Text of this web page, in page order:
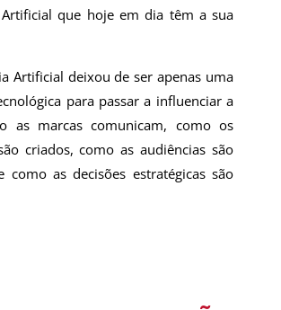
Artificial que hoje em dia têm a sua
Artificial deixou de ser apenas uma
para passar a influenciar a
as marcas comunicam, como os
criados, como as audiências são
como as decisões estratégicas são